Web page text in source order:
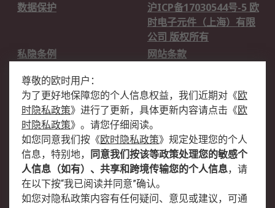
数据保护
沪ICP备17030544号-5 欧
时电子元件（上海）有限
公司 版权所有
私隐条例
网站条款
关于欧时
欧时销售条款
账户和付款
企业集团
全球办事处
关于我们
新闻中心
加入我们
尊敬的欧时用户：
为了更好地保障您的个人信息权益，我们近期对 《欧
时隐私政策》 进行了更新，具体更新内容请点击 《欧
时隐私政策》 。请您仔细阅读。
如您同意我们按 《欧时隐私政策》 规定处理您的个人
信息，特别地，
同意我们按该等政策处理您的敏感个
人信息（如有）、共享和跨境传输您的个人信息，请
在以下按“我已阅读并同意”确认。
如您对隐私政策内容有任何疑问、意见或建议，可通